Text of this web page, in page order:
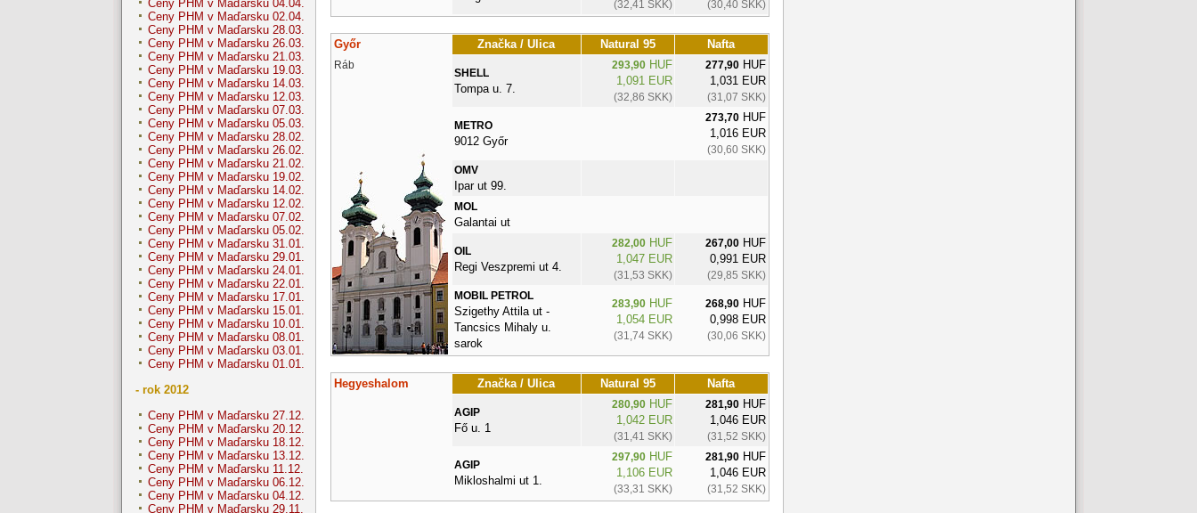
Ceny PHM v Maďarsku 04.04.
Ceny PHM v Maďarsku 02.04.
Ceny PHM v Maďarsku 28.03.
Ceny PHM v Maďarsku 26.03.
Ceny PHM v Maďarsku 21.03.
Ceny PHM v Maďarsku 19.03.
Ceny PHM v Maďarsku 14.03.
Ceny PHM v Maďarsku 12.03.
Ceny PHM v Maďarsku 07.03.
Ceny PHM v Maďarsku 05.03.
Ceny PHM v Maďarsku 28.02.
Ceny PHM v Maďarsku 26.02.
Ceny PHM v Maďarsku 21.02.
Ceny PHM v Maďarsku 19.02.
Ceny PHM v Maďarsku 14.02.
Ceny PHM v Maďarsku 12.02.
Ceny PHM v Maďarsku 07.02.
Ceny PHM v Maďarsku 05.02.
Ceny PHM v Maďarsku 31.01.
Ceny PHM v Maďarsku 29.01.
Ceny PHM v Maďarsku 24.01.
Ceny PHM v Maďarsku 22.01.
Ceny PHM v Maďarsku 17.01.
Ceny PHM v Maďarsku 15.01.
Ceny PHM v Maďarsku 10.01.
Ceny PHM v Maďarsku 08.01.
Ceny PHM v Maďarsku 03.01.
Ceny PHM v Maďarsku 01.01.
- rok 2012
Ceny PHM v Maďarsku 27.12.
Ceny PHM v Maďarsku 20.12.
Ceny PHM v Maďarsku 18.12.
Ceny PHM v Maďarsku 13.12.
Ceny PHM v Maďarsku 11.12.
Ceny PHM v Maďarsku 06.12.
Ceny PHM v Maďarsku 04.12.
Ceny PHM v Maďarsku 29.11.
(32,41 SKK) (30,40 SKK)
Győr Značka / Ulica Natural 95 Nafta
Ráb
SHELL
Tompa u. 7.
293,90HUF
1,091 EUR
(32,86 SKK)
277,90HUF
1,031 EUR
(31,07 SKK)
METRO
9012 Győr
273,70HUF
1,016 EUR
(30,60 SKK)
OMV
Ipar ut 99.
MOL
Galantai ut
OIL
Regi Veszpremi ut 4.
282,00HUF
1,047 EUR
(31,53 SKK)
267,00HUF
0,991 EUR
(29,85 SKK)
MOBIL PETROL
Szigethy Attila ut -
Tancsics Mihaly u.
sarok
283,90HUF
1,054 EUR
(31,74 SKK)
268,90HUF
0,998 EUR
(30,06 SKK)
Hegyeshalom Značka / Ulica Natural 95 Nafta
AGIP
Fő u. 1
280,90HUF
1,042 EUR
(31,41 SKK)
281,90HUF
1,046 EUR
(31,52 SKK)
AGIP
Mikloshalmi ut 1.
297,90HUF
1,106 EUR
(33,31 SKK)
281,90HUF
1,046 EUR
(31,52 SKK)